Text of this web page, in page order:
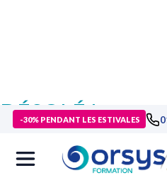
-30% PENDANT LES ESTIVALES
DÉSOLÉ !
Cette formation n'est
d'autres formations
répondre à vos attentes.